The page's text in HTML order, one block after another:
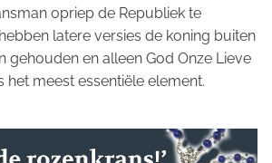
opriep de Republiek te
latere versies de koning buiten
gehouden en alleen God Onze Lieve
het meest essentiële element.